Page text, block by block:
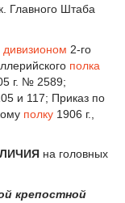
Главного Штаба
дивизионом 2-го
полка
г. № 2589;
и 117; Приказ по
полку 1906 г.,
на головных
крепостной